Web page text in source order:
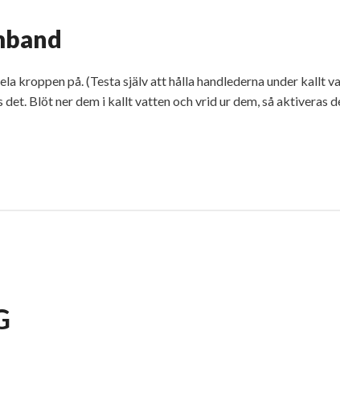
kroppen på. (Testa själv att hålla handlederna under kallt
Blöt ner dem i kallt vatten och vrid ur dem, så aktiveras